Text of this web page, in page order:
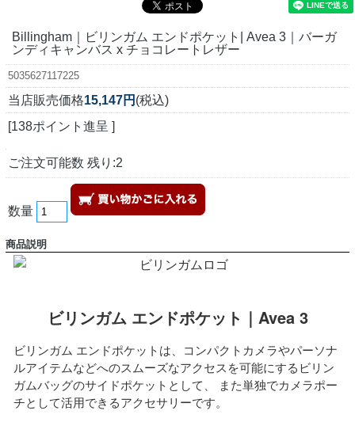
Billingham｜ビリンガム エンドポケット| Avea 3｜バーガ
ンディキャンバス x チョコレートレザー
5035627117225
当店販売価格15,147円 (税込)
[138ポイント進呈 ]
ご注文可能数 残り:2
数量
商品説明
ビリンガム エンドポケット｜Avea 3
ビリンガム エンドポケットは、コンパクトカメラやパーソナ
ルアイテムなどへのスムーズなアクセスを可能にするビリン
ガムバッグのサイドポケットとして、 また単独でカメラポー
チとして活用できるアクセサリーです。